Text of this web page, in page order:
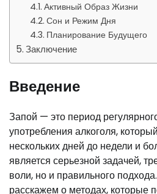
Активный Образ Жизни
Сон и Режим Дня
Планирование Будущего
Заключение
Введение
Запой — это период
употребления алкоголя,
нескольких дней до недели и
является серьезной задачей,
воли, но и правильного
расскажем о методах, которые